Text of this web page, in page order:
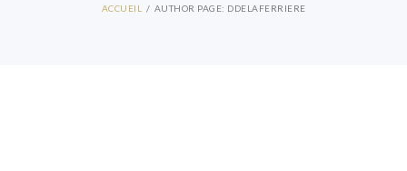
ACCUEIL AUTHOR PAGE: DDELAFERRIERE